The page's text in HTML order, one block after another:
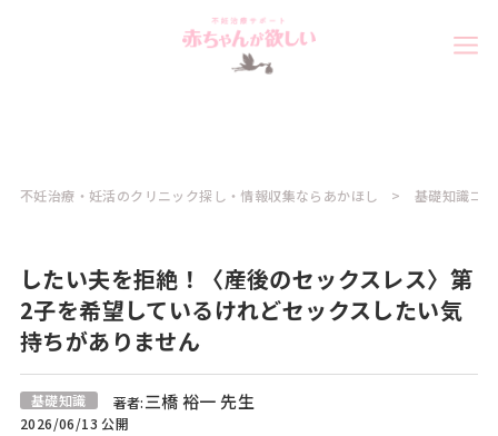
不妊治療・妊活のクリニック探し・情報収集ならあかほし 基礎知識コ
したい夫を拒絶！〈産後のセックスレス〉第
2子を希望しているけれどセックスしたい気
持ちがありません
基礎知識 著者:三橋 裕一 先生
2026/06/13 公開